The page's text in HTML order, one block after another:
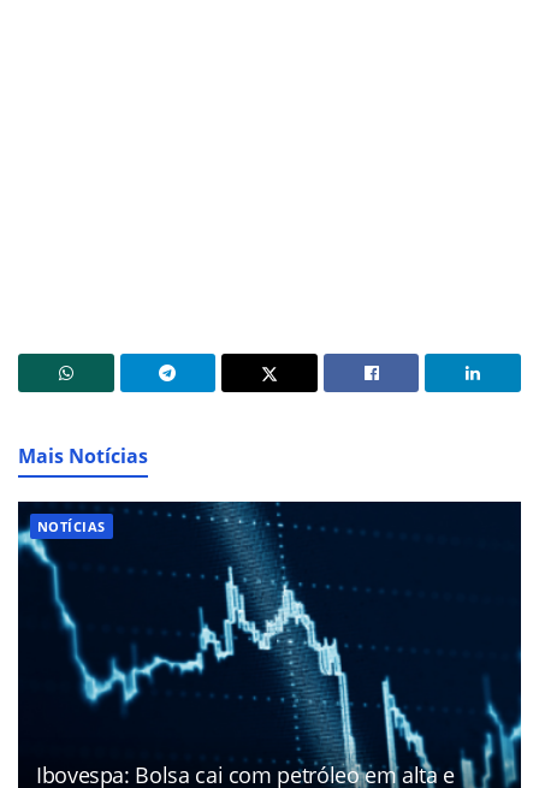
Mais Notícias
NOTÍCIAS
Ibovespa: Bolsa cai com petróleo em alta e